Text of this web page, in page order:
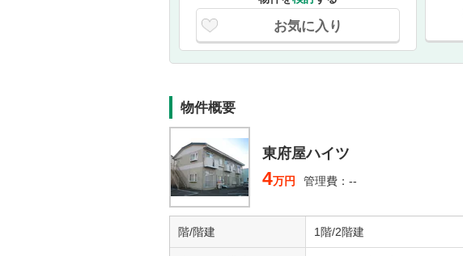
お気に入り
物件概要
東府屋ハイツ
4万円 管理費：--
階/階建 1階/2階建